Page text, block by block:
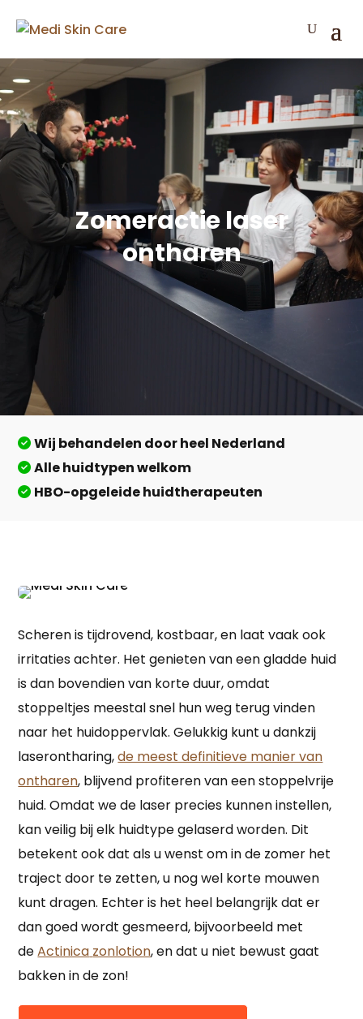
Zomeractie laser
ontharen
Wij behandelen door heel Nederland
Alle huidtypen welkom
HBO-opgeleide huidtherapeuten
Scheren is tijdrovend, kostbaar, en laat vaak ook
irritaties achter. Het genieten van een gladde huid
is dan bovendien van korte duur, omdat
stoppeltjes meestal snel hun weg terug vinden
naar het huidoppervlak. Gelukkig kunt u dankzij
laserontharing,de meest definitieve manier van
ontharen, blijvend profiteren van een stoppelvrije
huid. Omdat we de laser precies kunnen instellen,
kan veilig bij elk huidtype gelaserd worden. Dit
betekent ook dat als u wenst om in de zomer het
traject door te zetten, u nog wel korte mouwen
kunt dragen. Echter is het heel belangrijk dat er
dan goed wordt gesmeerd, bijvoorbeeld met
deActinica zonlotion, en dat u niet bewust gaat
bakken in de zon!